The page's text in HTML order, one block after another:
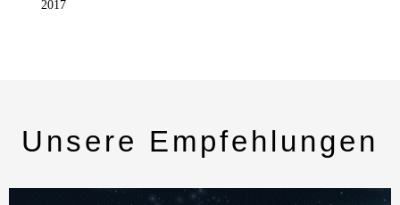
2017
Unsere Empfehlungen